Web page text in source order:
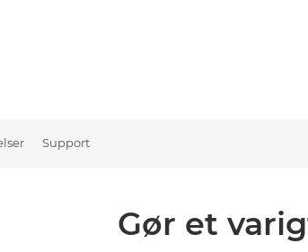
Support
Gør et